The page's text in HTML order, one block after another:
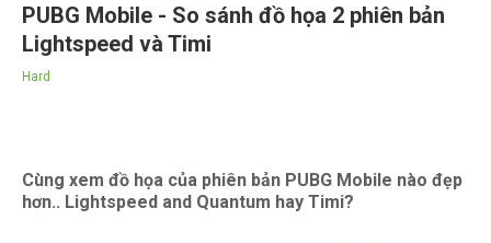
PUBG Mobile - So sánh đồ họa 2 phiên bản
Lightspeed và Timi
Hard
Cùng xem đồ họa của phiên bản PUBG Mobile nào đẹp
hơn.. Lightspeed and Quantum hay Timi?